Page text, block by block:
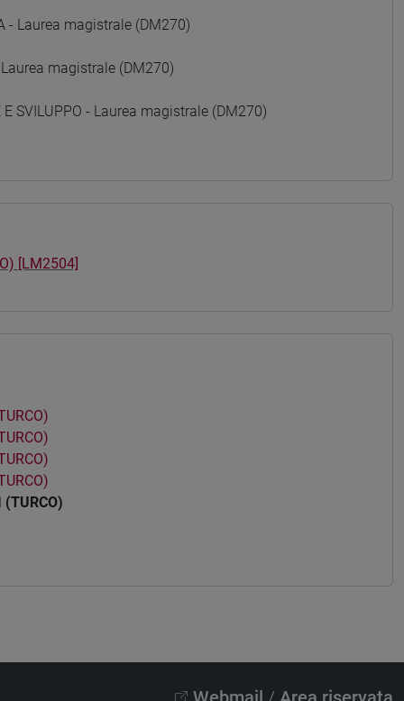
- Laurea magistrale (DM270)
Laurea magistrale (DM270)
E SVILUPPO - Laurea magistrale (DM270)
[LM2504]
(TURCO)